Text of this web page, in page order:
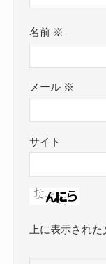
名前 ※
メール ※
サイト
上に表示され